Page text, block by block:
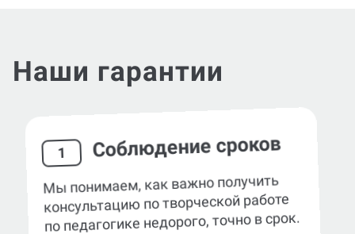
Наши гарантии
1 Соблюдение сроков
Мы понимаем, как важно получить
консультацию по творческой работе
по педагогике недорого, точно в срок.